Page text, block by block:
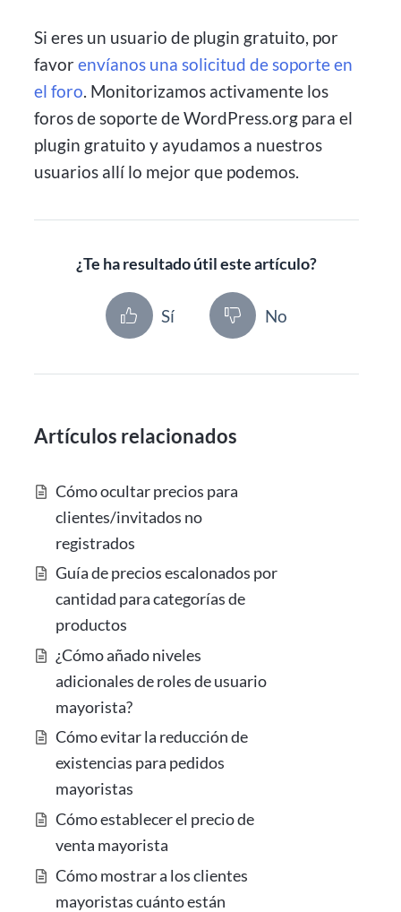
Si eres un usuario de plugin gratuito, por
favorenvíanos una solicitud de soporte en
el foro. Monitorizamos activamente los
foros de soporte de WordPress.org para el
plugin gratuito y ayudamos a nuestros
usuarios allí lo mejor que podemos.
¿Te ha resultado útil este artículo?
Sí No
Artículos relacionados
Cómo ocultar precios para
clientes/invitados no
registrados
Guía de precios escalonados por
cantidad para categorías de
productos
¿Cómo añado niveles
adicionales de roles de usuario
mayorista?
Cómo evitar la reducción de
existencias para pedidos
mayoristas
Cómo establecer el precio de
venta mayorista
Cómo mostrar a los clientes
mayoristas cuánto están